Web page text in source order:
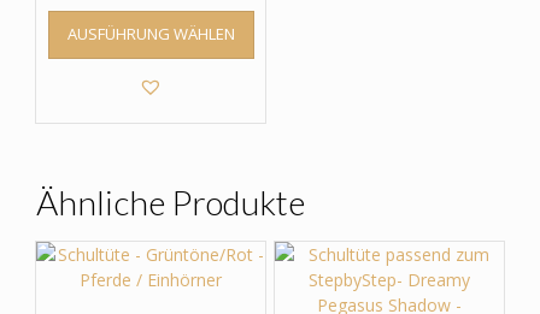
AUSFÜHRUNG WÄHLEN
Dieses
weist
Optionen
können
auf
der
Produktseite
Ähnliche Produkte